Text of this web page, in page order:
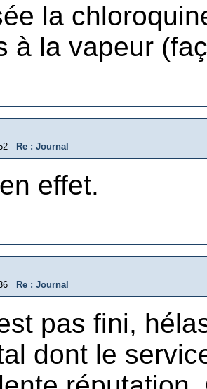
la
à la vapeur
Re : Journal
effet.
Re : Journal
pas fini,
dont le